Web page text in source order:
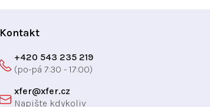
Kontakt
xfer@xfer.cz
+420 543 235 219